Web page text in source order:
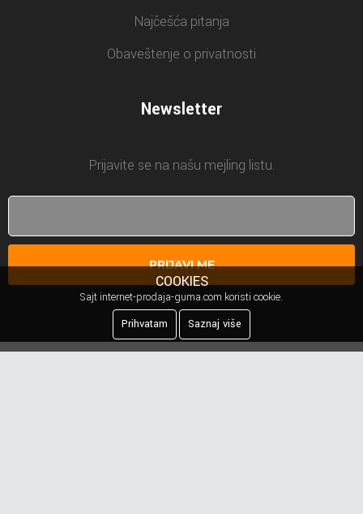
Najčešća pitanja
Obaveštenje o privatnosti
Newsletter
Prijavite se na našu mejling listu.
PRIJAVI ME
COOKIES
Sajt internet-prodaja-guma.com koristi cookie.
Prihvatam
Saznaj više